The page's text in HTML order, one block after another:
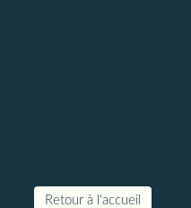
Retour à l'accueil